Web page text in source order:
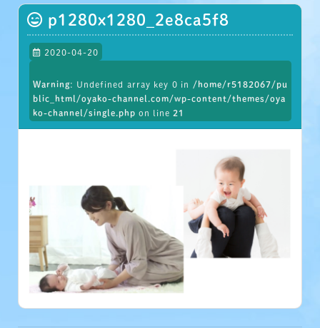
p1280x1280_2e8ca5f8
2020-04-20
Warning: Undefined array key 0 in
/home/r5182067/pu
blic_html/oyako-channel.com/wp-content/themes/oya
ko-channel/single.php on line 21